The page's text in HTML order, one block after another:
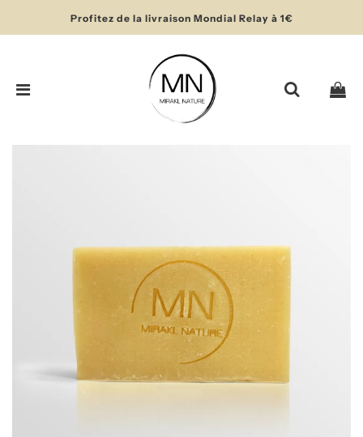
Profitez de la livraison Mondial Relay à 1€